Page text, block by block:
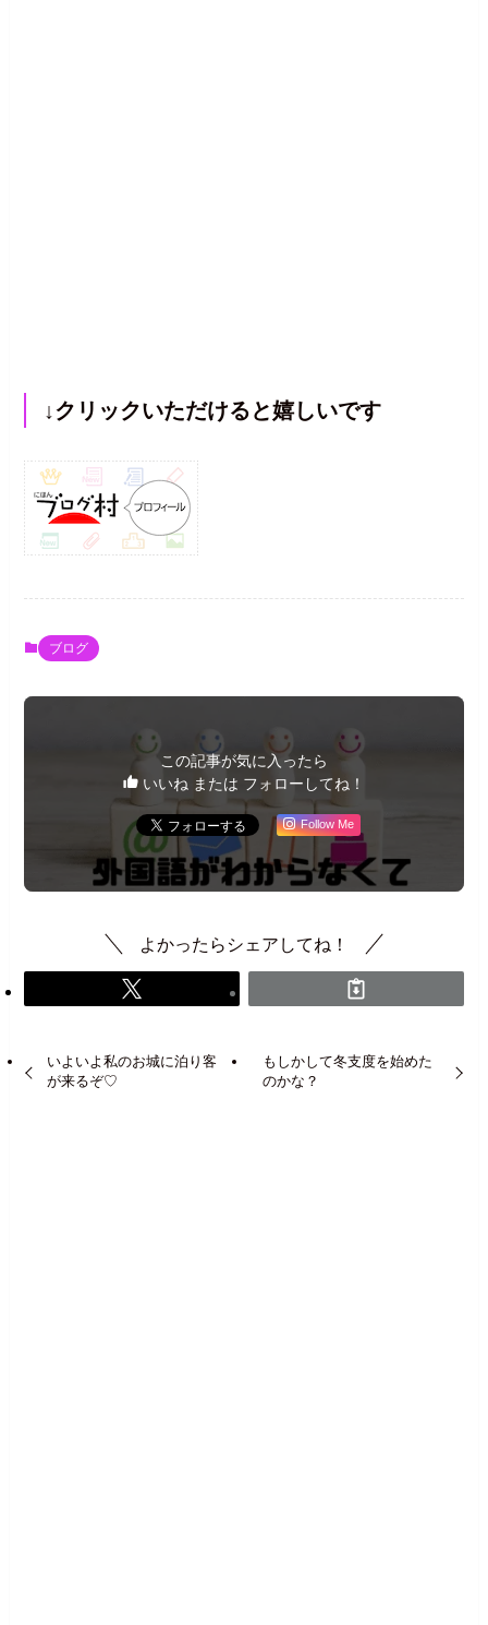
↓クリックいただけると嬉しいです
ブログ
この記事が気に入ったら
いいね または フォローしてね！
Follow Me
よかったらシェアしてね！
いよいよ私のお城に泊り客
が来るぞ♡
もしかして冬支度を始めた
のかな？